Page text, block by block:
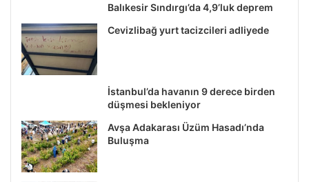
Balıkesir Sındırgı’da 4,9’luk deprem
Cevizlibağ yurt tacizcileri adliyede
İstanbul’da havanın 9 derece birden
düşmesi bekleniyor
Avşa Adakarası Üzüm Hasadı’nda
Buluşma